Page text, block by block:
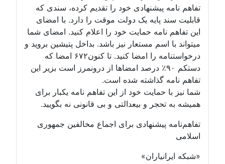
تفاهم نامه پیشنهادی خود را تقدیم کرده، سندی که
قابلیت سند پایه یک دولت موقت را دارد. با امضای
این تفاهم نامه حمایت خود را اعلام کنید. امضای شما
میتواند با اسم مستعار نیز باشد. بداخل پتیشین بروید و
درخواستنامه را امضا کنید. تا کنون۶۷۲ امضا که
دستکم ۹۰٪ درصد امضاها از درونمرز است بزیر این
تفاهم نامه گذاشته شده است.
شما نیز با حمایت خود از این تفاهم نامه یکبار برای
همیشه به تحجر و بیعدالتی و بی قانونی نه بگویید.
تفاهم‌نامه پیشنهادی برای اجماع مخالفین جمهوری
اسلامی
«شبکه ایرانیاران»